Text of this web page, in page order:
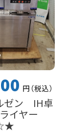
円（税込）
ン IH卓
イヤー